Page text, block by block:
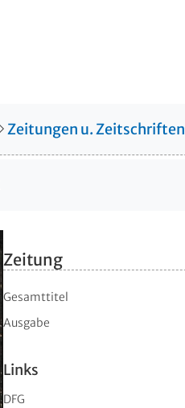
Zeitungen u. Zeitschriften
Zeitung
Gesamttitel
Ausgabe
Links
DFG